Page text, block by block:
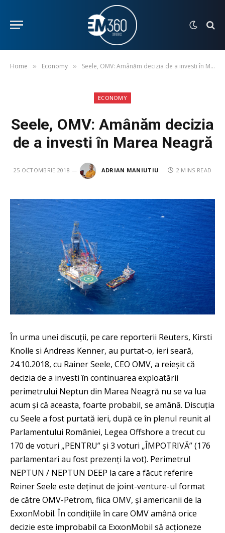
Home » Economy » Seele, OMV: Amânăm decizia de a investi în Marea Neagră
ECONOMY
Seele, OMV: Amânăm decizia
de a investi în Marea Neagră
25 OCTOMBRIE 2018 ADRIAN MANIUTIU 2 MINS READ
În urma unei discuții, pe care reporterii Reuters, Kirsti
Knolle si Andreas Kenner, au purtat-o, ieri seară,
24.10.2018, cu Rainer Seele, CEO OMV, a reieșit că
decizia de a investi în continuarea exploatării
perimetrului Neptun din Marea Neagră nu se va lua
acum și că aceasta, foarte probabil, se amână. Discuția
cu Seele a fost purtată ieri, după ce în plenul reunit al
Parlamentului României, Legea Offshore a trecut cu
170 de voturi „PENTRU” și 3 voturi „ÎMPOTRIVĂ” (176
parlamentari au fost prezenți la vot). Perimetrul
NEPTUN / NEPTUN DEEP la care a făcut referire
Reiner Seele este deținut de joint-venture-ul format
de către OMV-Petrom, fiica OMV, și americanii de la
ExxonMobil. În condițiile în care OMV amână orice
decizie este improbabil ca ExxonMobil să acționeze